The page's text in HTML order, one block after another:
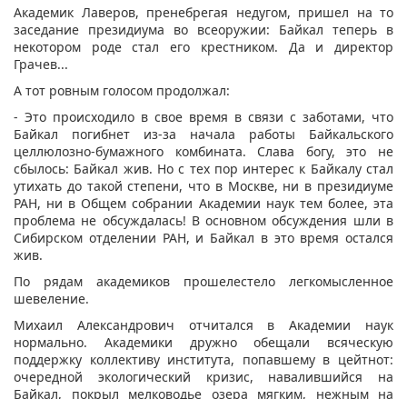
Академик Лаверов, пренебрегая недугом, пришел на то
заседание президиума во всеоружии: Байкал теперь в
некотором роде стал его крестником. Да и директор
Грачев...
А тот ровным голосом продолжал:
- Это происходило в свое время в связи с заботами, что
Байкал погибнет из-за начала работы Байкальского
целлюлозно-бумажного комбината. Слава богу, это не
сбылось: Байкал жив. Но с тех пор интерес к Байкалу стал
утихать до такой степени, что в Москве, ни в президиуме
РАН, ни в Общем собрании Академии наук тем более, эта
проблема не обсуждалась! В основном обсуждения шли в
Сибирском отделении РАН, и Байкал в это время остался
жив.
По рядам академиков прошелестело легкомысленное
шевеление.
Михаил Александрович отчитался в Академии наук
нормально. Академики дружно обещали всяческую
поддержку коллективу института, попавшему в цейтнот:
очередной экологический кризис, навалившийся на
Байкал, покрыл мелководье озера мягким, нежным на